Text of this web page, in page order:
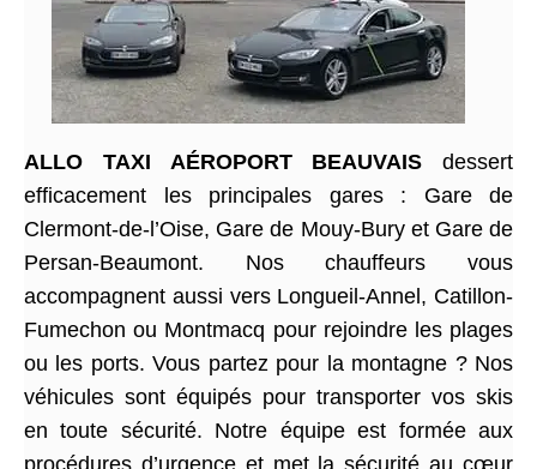
ALLO TAXI AÉROPORT BEAUVAIS dessert
efficacement les principales gares : Gare de
Clermont-de-l’Oise, Gare de Mouy-Bury et Gare de
Persan-Beaumont. Nos chauffeurs vous
accompagnent aussi vers Longueil-Annel, Catillon-
Fumechon ou Montmacq pour rejoindre les plages
ou les ports. Vous partez pour la montagne ? Nos
véhicules sont équipés pour transporter vos skis
en toute sécurité. Notre équipe est formée aux